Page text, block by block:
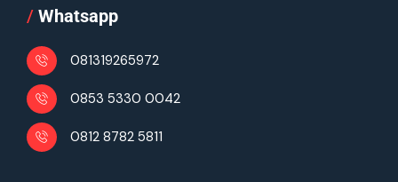
/ Whatsapp
081319265972
0853 5330 0042
0812 8782 5811